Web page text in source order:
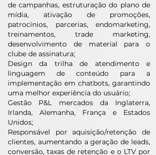
de campanhas, estruturação do plano de
mídia, ativação de promoções,
patrocínios, parcerias, endomarketing,
treinamentos, trade marketing,
desenvolvimento de material para o
clube de assinatura;
Design da trilha de atendimento e
linguagem de conteúdo para a
implementação em chatbots, garantindo
uma melhor experiência do usuário;
Gestão P&L mercados da Inglaterra,
Irlanda, Alemanha, França e Estados
Unidos;
Responsável por aquisição/retenção de
clientes, aumentando a geração de leads,
conversão, taxas de retenção e o LTV por